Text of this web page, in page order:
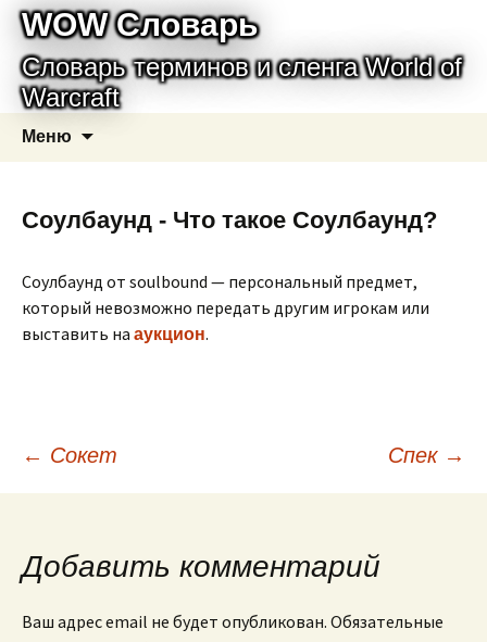
WOW Словарь
Словарь терминов и сленга World of
Warcraft
Меню
Соулбаунд - Что такое Соулбаунд?
Соулбаунд от soulbound — персональный предмет,
который невозможно передать другим игрокам или
выставить на аукцион.
Навигация
записям
← Сокет Спек →
Добавить комментарий
Ваш адрес email не будет опубликован. Обязательные